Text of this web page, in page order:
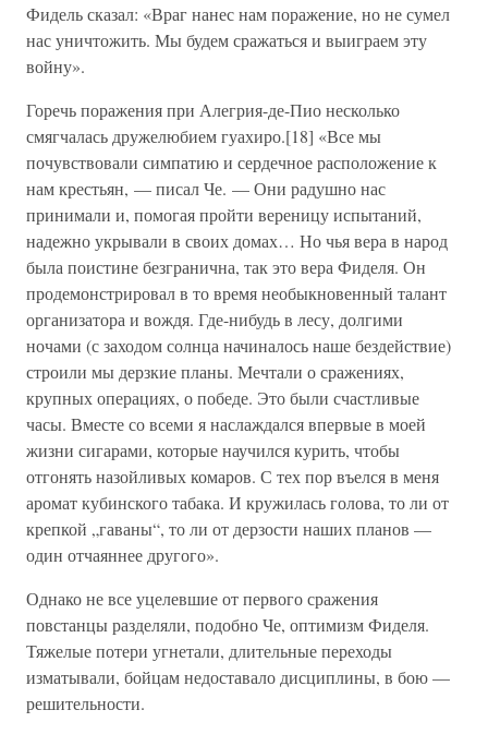
Фидель сказал: «Враг нанес нам поражение, но не сумел
нас уничтожить. Мы будем сражаться и выиграем эту
войну».
Горечь поражения при Алегрия-де-Пио несколько
смягчалась дружелюбием гуахиро.[18] «Все мы
почувствовали симпатию и сердечное расположение к
нам крестьян, — писал Че. — Они радушно нас
принимали и, помогая пройти вереницу испытаний,
надежно укрывали в своих домах… Но чья вера в народ
была поистине безгранична, так это вера Фиделя. Он
продемонстрировал в то время необыкновенный талант
организатора и вождя. Где-нибудь в лесу, долгими
ночами (с заходом солнца начиналось наше бездействие)
строили мы дерзкие планы. Мечтали о сражениях,
крупных операциях, о победе. Это были счастливые
часы. Вместе со всеми я наслаждался впервые в моей
жизни сигарами, которые научился курить, чтобы
отгонять назойливых комаров. С тех пор въелся в меня
аромат кубинского табака. И кружилась голова, то ли от
крепкой „гаваны“, то ли от дерзости наших планов —
один отчаяннее другого».
Однако не все уцелевшие от первого сражения
повстанцы разделяли, подобно Че, оптимизм Фиделя.
Тяжелые потери угнетали, длительные переходы
изматывали, бойцам недоставало дисциплины, в бою —
решительности.